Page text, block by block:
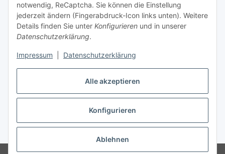
Alle akzeptieren
Konfigurieren
Ablehnen
notwendig, ReCaptcha. Sie können die Einstellung
jederzeit ändern (Fingerabdruck-Icon links unten). Weitere
Details finden Sie unter Konfigurieren und in unserer
Datenschutzerklärung.
Impressum Datenschutzerklärung
Vertrag widerrufen
* Alle Preise inkl. gesetzlicher USt., zzgl.